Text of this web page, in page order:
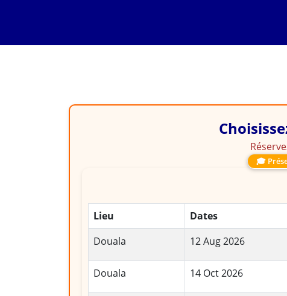
🎓
Lieu Dates
Douala
12 Aug 2026
Douala 14 Oct 2026